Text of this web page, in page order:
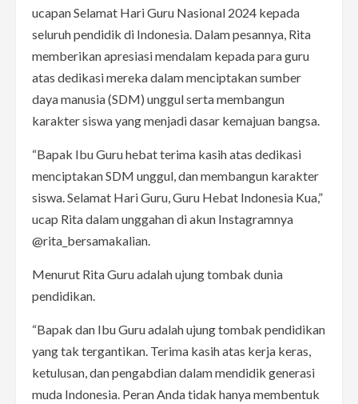
ucapan Selamat Hari Guru Nasional 2024 kepada
seluruh pendidik di Indonesia. Dalam pesannya, Rita
memberikan apresiasi mendalam kepada para guru
atas dedikasi mereka dalam menciptakan sumber
daya manusia (SDM) unggul serta membangun
karakter siswa yang menjadi dasar kemajuan bangsa.
“Bapak Ibu Guru hebat terima kasih atas dedikasi
menciptakan SDM unggul, dan membangun karakter
siswa. Selamat Hari Guru, Guru Hebat Indonesia Kua,”
ucap Rita dalam unggahan di akun Instagramnya
@rita_bersamakalian.
Menurut Rita Guru adalah ujung tombak dunia
pendidikan.
“Bapak dan Ibu Guru adalah ujung tombak pendidikan
yang tak tergantikan. Terima kasih atas kerja keras,
ketulusan, dan pengabdian dalam mendidik generasi
muda Indonesia. Peran Anda tidak hanya membentuk